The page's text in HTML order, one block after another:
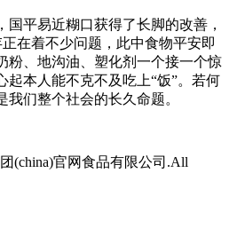
平易近糊口获得了长脚的改善，
在着不少问题，此中食物平安即
粉、地沟油、塑化剂一个接一个惊
起本人能不克不及吃上“饭”。若何
们整个社会的长久命题。
(china)官网食品有限公司.All